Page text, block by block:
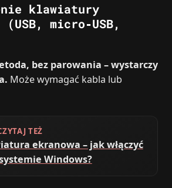
klawiatury
(USB, micro‑USB,
bez parowania – wystarczy
Może wymagać kabla lub
TEŻ
ekranowa – jak włączyć
Windows?